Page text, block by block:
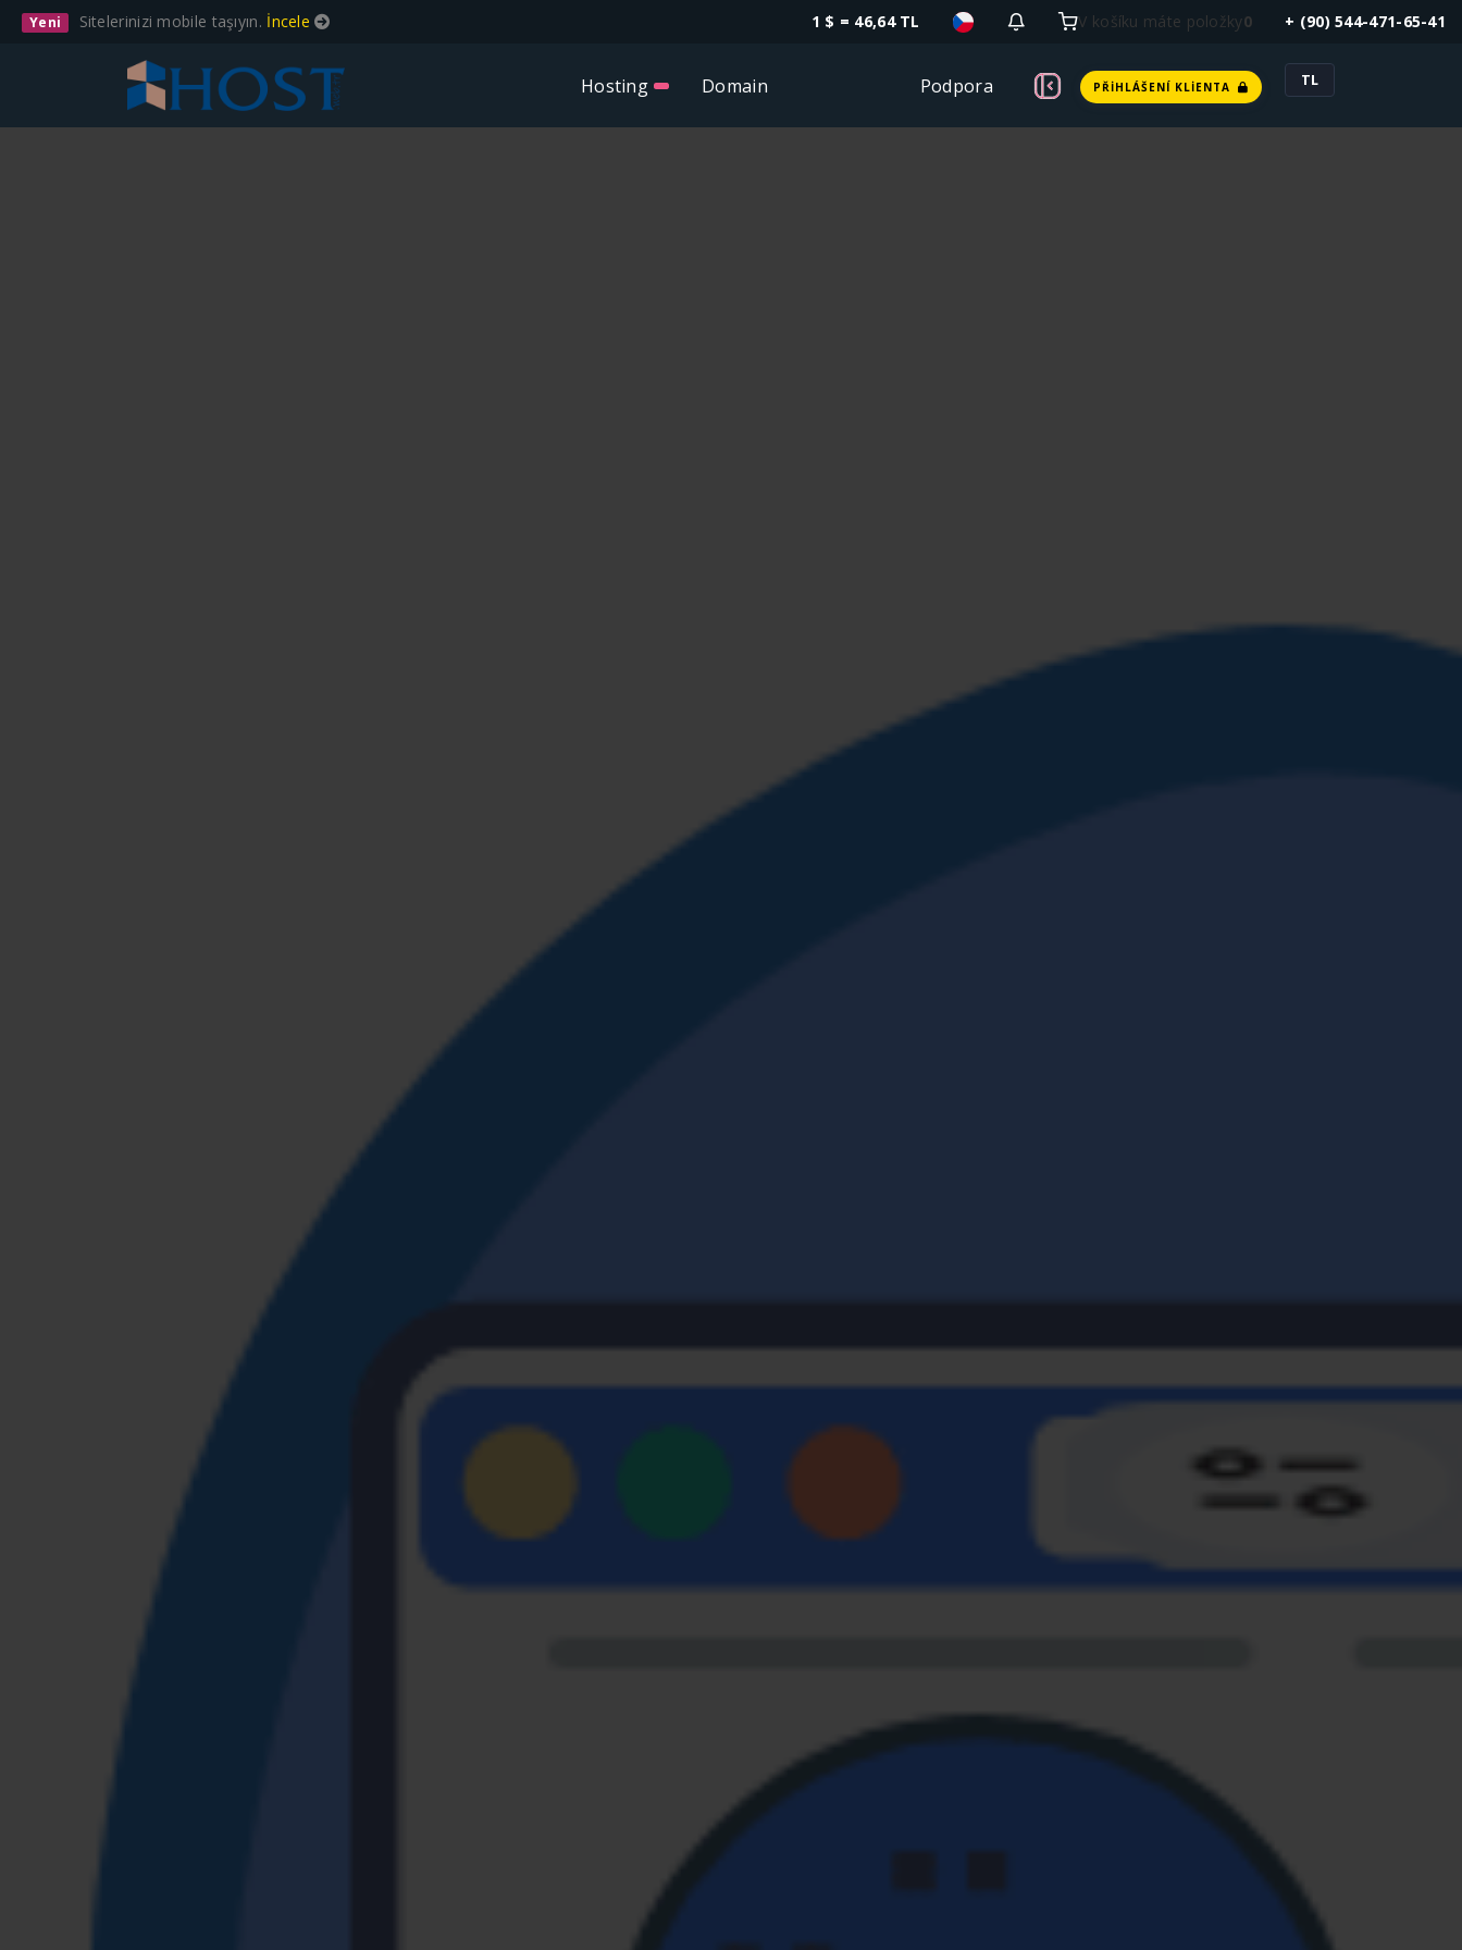
Yeni Sitelerinizi mobile taşıyın. İncele 1 $ = 46,64 TL V košíku máte položky0 + (90) 544-471-65-41
Hosting Domain Podpora PŘIHLÁŠENÍ KLIENTA TL